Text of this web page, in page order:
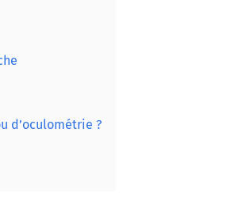
d’oculométrie ?